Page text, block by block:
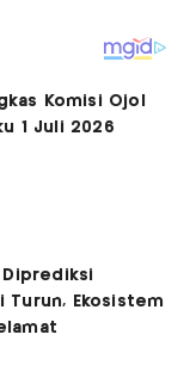
Komisi Ojol
1 Juli 2026
Turun, Ekosistem